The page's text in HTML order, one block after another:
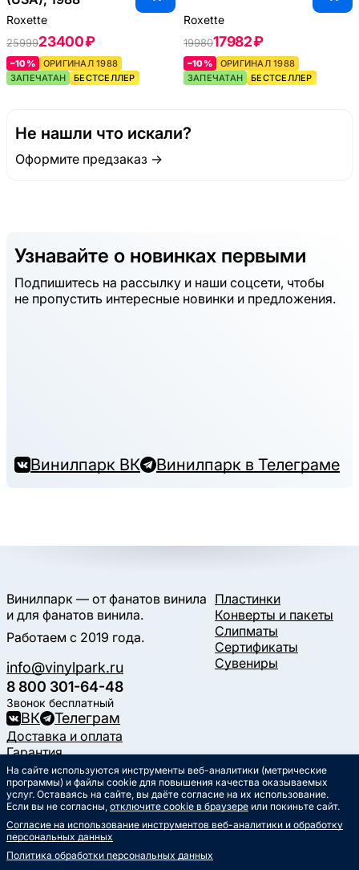
Roxette
2599923400 ₽
–10%
ОРИГИНАЛ 1988
ЗАПЕЧАТАН
БЕСТСЕЛЛЕР
Roxette
1998017982 ₽
–10%
ОРИГИНАЛ 1988
ЗАПЕЧАТАН
БЕСТСЕЛЛЕР
Не нашли что искали?
Оформите предзаказ →
Узнавайте о новинках первыми
Подпишитесь на рассылку и наши соцсети, чтобы
не пропустить интересные новинки и предложения.
Винилпарк ВК Винилпарк в Телеграме
Винилпарк — от фанатов винила
и для фанатов винила.
Работаем с 2019 года.
info@vinylpark.ru
8 800 301-64-48
Звонок бесплатный
ВК Телеграм
Пластинки
Конверты и пакеты
Слипматы
Сертификаты
Сувениры
Доставка и оплата
Гарантия
Контакты
Статьи
Музыкальный календарь
Документы
Публичная оферта
Политика обработки
Согласие на обработкуперсональных данных
На сайте используются инструменты веб-аналитики (метрические
программы) и файлы cookie для повышения качества оказываемых
услуг. Оставаясь на сайте, вы даёте согласие на их использование.
Если вы не согласны, отключите cookie в браузере или покиньте сайт.
Согласие на использование инструментов веб-аналитики и обработку
персональных данных
Политика обработки персональных данных